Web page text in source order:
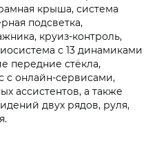
крыша, система
подсветка,
круиз-контроль,
с 13 динамиками
передние стёкла,
с онлайн-сервисами,
ассистентов, а также
двух рядов, руля,